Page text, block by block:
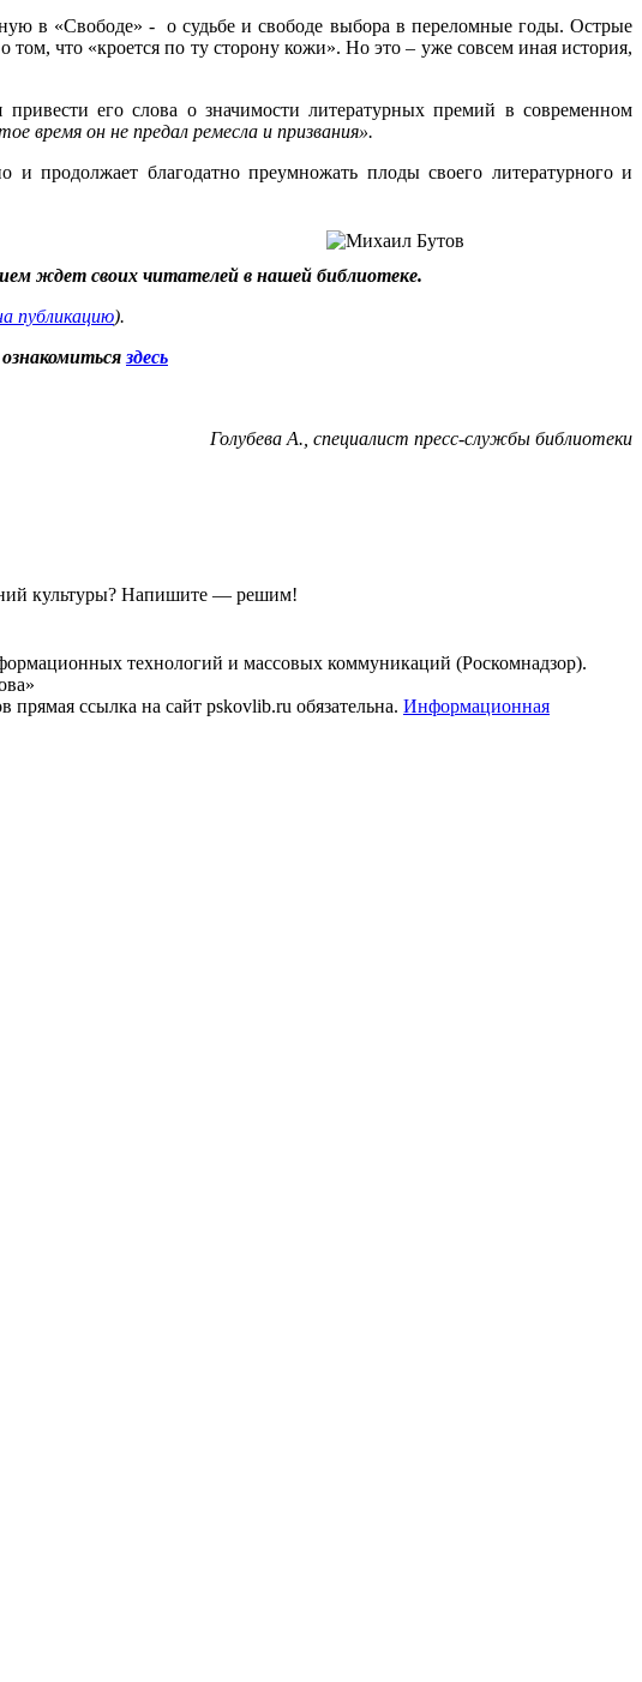
в «Свободе» - о судьбе и свободе выбора в переломные годы. Острые
что «кроется по ту сторону кожи». Но это – уже совсем иная история,
его слова о значимости литературных премий в современном
время он не предал ремесла и призвания».
продолжает благодатно преумножать плоды своего литературного и
ждет своих читателей в нашей библиотеке.
публикацию).
здесь
Голубева А., специалист пресс-службы библиотеки
культуры? Напишите — решим!
технологий и массовых коммуникаций (Роскомнадзор).
прямая ссылка на сайт pskovlib.ru обязательна. Информационная